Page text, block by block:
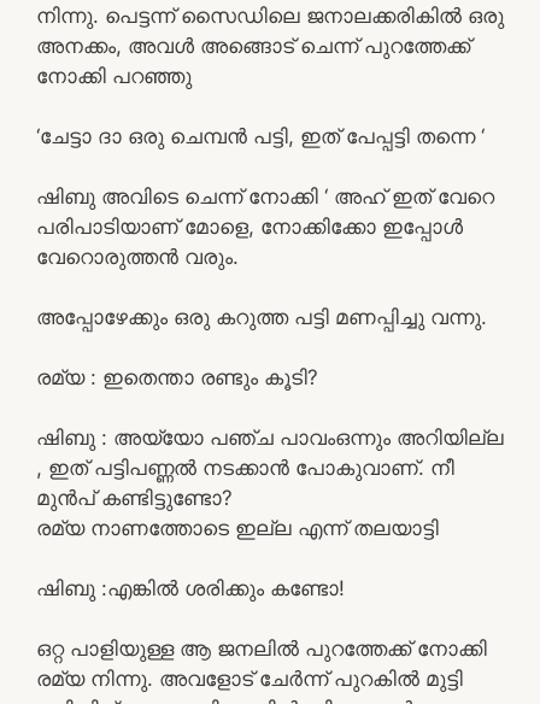
നിന്നു. പെട്ടന്ന് സൈഡിലെ ജനാലക്കരികിൽ ഒരു
അനക്കം, അവൾ അങ്ങൊട് ചെന്ന് പുറത്തേക്ക്
നോക്കി പറഞ്ഞു
‘ചേട്ടാ ദാ ഒരു ചെമ്പൻ പട്ടി, ഇത് പേപ്പട്ടി തന്നെ ‘
ഷിബു അവിടെ ചെന്ന് നോക്കി ‘ അഹ് ഇത് വേറെ
പരിപാടിയാണ് മോളെ, നോക്കിക്കോ ഇപ്പോൾ
വേറൊരുത്തൻ വരും.
അപ്പോഴേക്കും ഒരു കറുത്ത പട്ടി മണപ്പിച്ചു വന്നു.
രമ്യ : ഇതെന്താ രണ്ടും കൂടി?
ഷിബു : അയ്യോ പഞ്ച പാവംഒന്നും അറിയില്ല
, ഇത് പട്ടിപണ്ണൽ നടക്കാൻ പോകുവാണ്. നീ
മുൻപ് കണ്ടിട്ടുണ്ടോ?
രമ്യ നാണത്തോടെ ഇല്ല എന്ന് തലയാട്ടി
ഷിബു :എങ്കിൽ ശരിക്കും കണ്ടോ!
ഒറ്റ പാളിയുള്ള ആ ജനലിൽ പുറത്തേക്ക് നോക്കി
രമ്യ നിന്നു. അവളോട് ചേർന്ന് പുറകിൽ മുട്ടി